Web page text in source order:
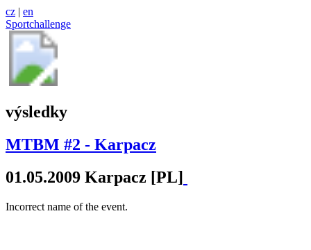
cz | en
Sportchallenge
výsledky
MTBM #2 - Karpacz
01.05.2009 Karpacz [PL]
Incorrect name of the event.